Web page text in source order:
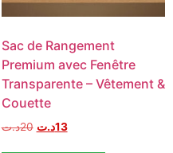
Sac de Rangement
Premium avec Fenêtre
Transparente – Vêtement &
Couette
20د.ت 13د.ت